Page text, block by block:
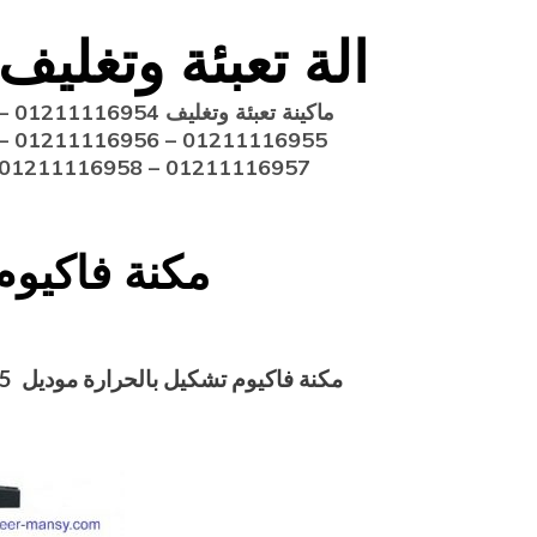
الة تعبئة وتغليف
ماكينة تعبئة
–
01211116957 – 01211116958
مكنة
مكنة فاكيوم تشكيل بالحرارة موديل 605 ماركة مهندس منسي